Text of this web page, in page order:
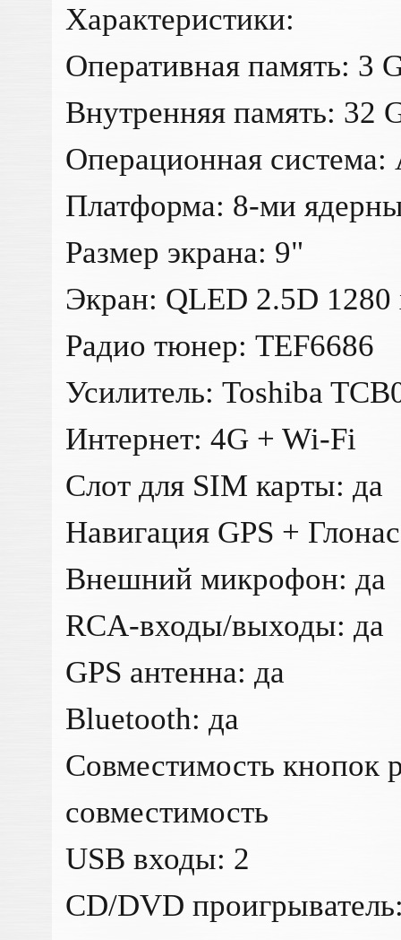
Характеристики:
Оперативная память: 3
Внутренняя память: 32
Операционная
Платформа: 8-ми
Размер экрана: 9"
Экран: QLED 2.5D 1280
Радио тюнер: TEF6686
Усилитель: Toshiba
Интернет: 4G + Wi-Fi
Слот для SIM карты: да
Навигация GPS +
Внешний микрофон: да
RCA-входы/выходы: да
GPS антенна: да
Bluetooth: да
Совместимость кнопок
совместимость
USB входы: 2
CD/DVD